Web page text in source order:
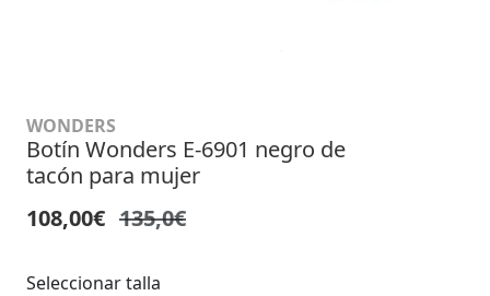
WONDERS
Botín Wonders E-6901 negro de
tacón para mujer
108,00€ 135,0€
Seleccionar talla